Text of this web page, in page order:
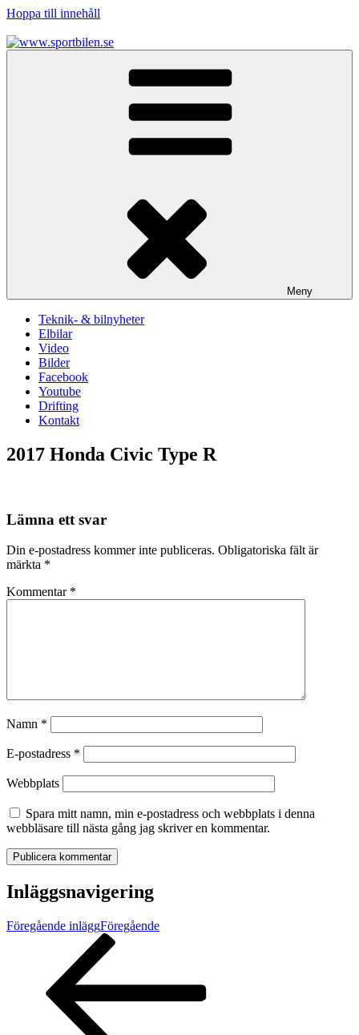
Hoppa till innehåll
Meny
Teknik- & bilnyheter
Elbilar
Video
Bilder
Facebook
Youtube
Drifting
Kontakt
2017 Honda Civic Type R
Lämna ett svar
Din e-postadress kommer inte publiceras. Obligatoriska fält är
märkta *
Kommentar *
Namn *
E-postadress *
Webbplats
Spara mitt namn, min e-postadress och webbplats i denna
webbläsare till nästa gång jag skriver en kommentar.
Inläggsnavigering
Föregående inläggFöregående